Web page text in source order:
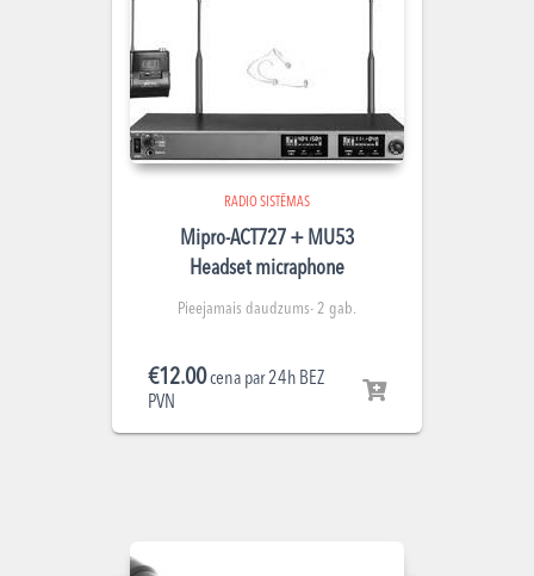
RADIO SISTĒMAS
Mipro-ACT727 + MU53
Headset micraphone
Pieejamais daudzums- 2 gab.
€12.00cena par 24h BEZ
PVN